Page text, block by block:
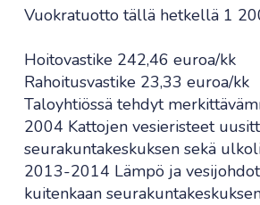
Vuokratuotto tällä hetkellä 1
Hoitovastike 242,46 euroa/kk
Rahoitusvastike 23,33 euroa/kk
Taloyhtiössä tehdyt
2004 Kattojen vesieristeet
seurakuntakeskuksen sekä
2013-2014 Lämpö ja
kuitenkaan